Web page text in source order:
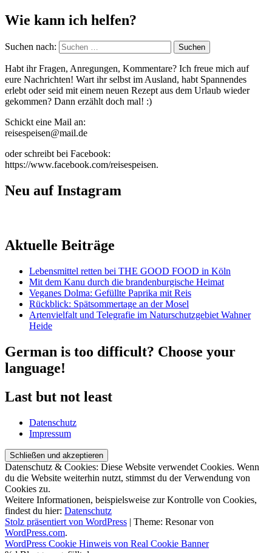
Wie kann ich helfen?
Suchen nach:
Habt ihr Fragen, Anregungen, Kommentare? Ich freue mich auf
eure Nachrichten! Wart ihr selbst im Ausland, habt Spannendes
erlebt oder seid mit einem neuen Rezept aus dem Urlaub wieder
gekommen? Dann erzählt doch mal! :)
Schickt eine Mail an:
reisespeisen@mail.de
oder schreibt bei Facebook:
https://www.facebook.com/reisespeisen.
Neu auf Instagram
Aktuelle Beiträge
Lebensmittel retten bei THE GOOD FOOD in Köln
Mit dem Kanu durch die brandenburgische Heimat
Veganes Dolma: Gefüllte Paprika mit Reis
Rückblick: Spätsommertage an der Mosel
Artenvielfalt und Telegrafie im Naturschutzgebiet Wahner
Heide
German is too difficult? Choose your
language!
Last but not least
Datenschutz
Impressum
Datenschutz & Cookies: Diese Website verwendet Cookies. Wenn
du die Website weiterhin nutzt, stimmst du der Verwendung von
Cookies zu.
Weitere Informationen, beispielsweise zur Kontrolle von Cookies,
findest du hier: Datenschutz
Stolz präsentiert von WordPress | Theme: Resonar von
WordPress.com.
WordPress Cookie Hinweis von Real Cookie Banner